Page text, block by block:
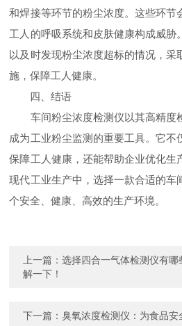
和焊接等环节的粉尘浓度。这些环节
工人的呼吸系统和皮肤健康构成威胁
以及时发现粉尘浓度超标的情况，采
施，保障工人健康。
四、结语
车间粉尘浓度检测仪以其高精度
成为工业粉尘监测的重要工具。它不
保障工人健康，还能帮助企业优化生
现代工业生产中，选择一款合适的车
个安全、健康、高效的生产环境。
上一篇：选择四合一气体检测仪有
解一下！
下一篇：臭氧浓度检测仪：为食品安